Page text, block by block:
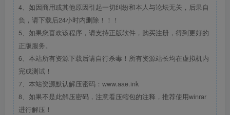
4、如因商用或其他原因引起一切纠纷和本人与论坛无关，后果自
负，请下载后24小时内删除！！！
5、如果您喜欢该程序，请支持正版软件，购买注册，得到更好的
正版服务。
6、本站所有资源下载后请自行杀毒！所有资源站长均在虚拟机内
完成测试！
7、本站资源默认解压密码：www.aae.ink
8、如果不是此解压密码，注意看压缩包的注释，推荐使用winrar
进行解压！